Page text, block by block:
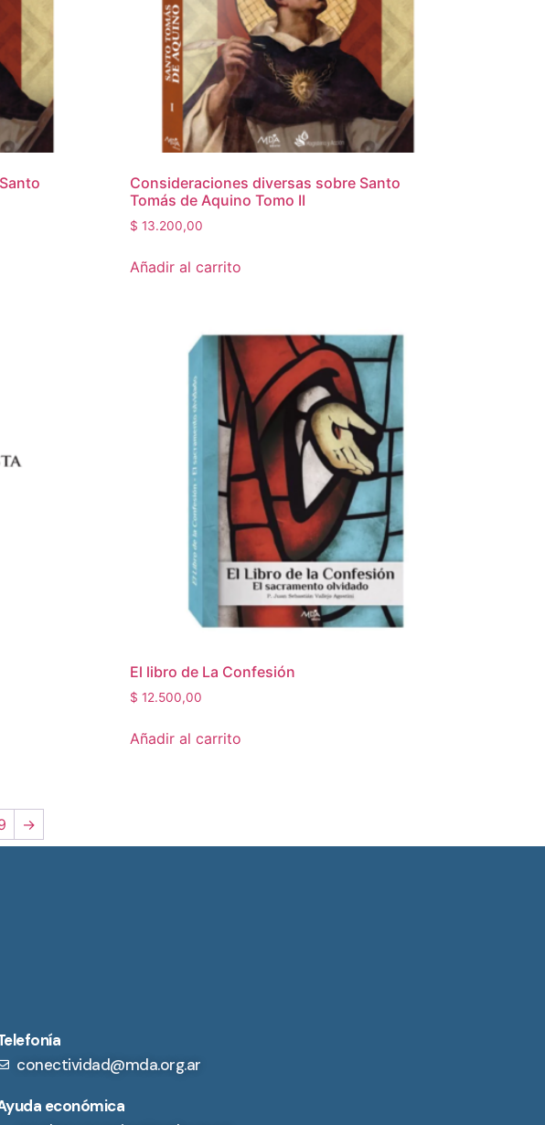
Consideraciones diversas sobre Santo
Tomás de Aquino Tomo II
$ 13.200,00
Añadir al carrito
El libro de La Confesión
$ 12.500,00
Añadir al carrito
→
conectividad@mda.org.ar
económica